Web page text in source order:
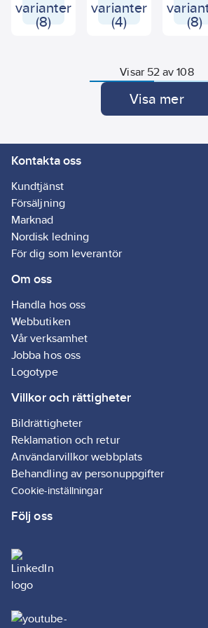
varianter
(8)
DIN 6923 (ISO
4161). Syrafast
A4.
varianter
(4)
(8)
Visar 52 av 108
Visa mer
Kontakta oss
Kundtjänst
Försäljning
Marknad
Nordisk ledning
För dig som leverantör
Om oss
Handla hos oss
Webbutiken
Vår verksamhet
Jobba hos oss
Logotype
Villkor och rättigheter
Bildrättigheter
Reklamation och retur
Användarvillkor webbplats
Behandling av personuppgifter
Cookie-inställningar
Följ oss